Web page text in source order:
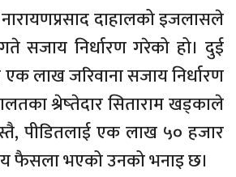
दाहालको इजलासले
सजाय निर्धारण गरेको हो। दुई
एक लाख जरिवाना सजाय निर्धारण
श्रेष्तेदार सिताराम खड्काले
पीडितलाई एक लाख ५० हजार
फैसला भएको उनको भनाइ छ।